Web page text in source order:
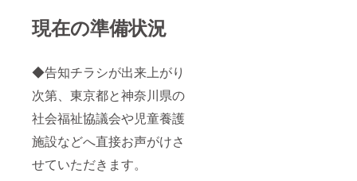
現在の準備状況
◆告知チラシが出来上がり
次第、東京都と神奈川県の
社会福祉協議会や児童養護
施設などへ直接お声がけさ
せていただきます。